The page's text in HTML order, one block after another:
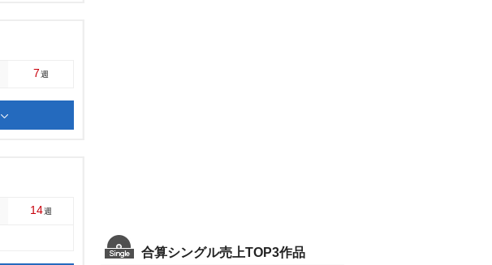
7週
14週
合算シングル売上TOP3作品